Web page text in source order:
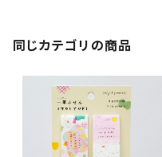
同じカテゴリの商品